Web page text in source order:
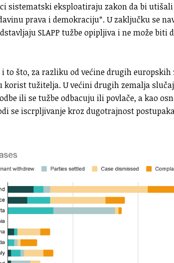
sistematski eksploatiraju zakon da bi
prava i demokraciju“. U zaključku se
SLAPP tužbe opipljiva i ne može biti
to što, za razliku od većine drugih europskih
korist tužitelja. U većini drugih zemalja
ili se tužbe odbacuju ili povlače, a kao
se iscrpljivanje kroz dugotrajnost